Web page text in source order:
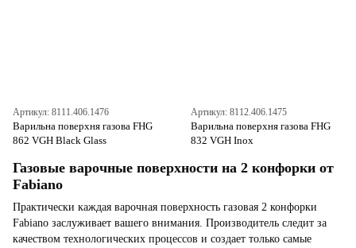
Артикул: 8111.406.1476
Варильна поверхня газова FHG
862 VGH Black Glass
Артикул: 8112.406.1475
Варильна поверхня газова FHG
832 VGH Inox
Газовые варочные поверхности на 2 конфорки от
Fabiano
Практически каждая варочная поверхность газовая 2 конфорки
Fabiano заслуживает вашего внимания. Производитель следит за
качеством технологических процессов и создает только самые